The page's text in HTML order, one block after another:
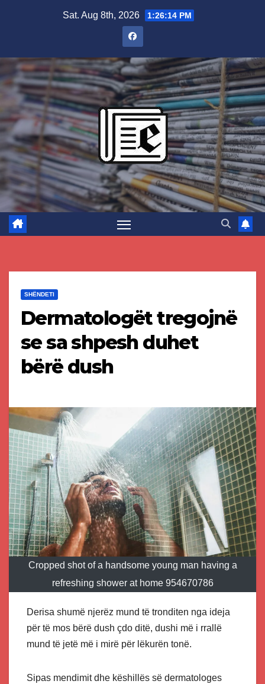
Sat. Aug 8th, 2026 1:26:15 PM
SHËNDETI
Dermatologët tregojnë
se sa shpesh duhet
bërë dush
Cropped shot of a handsome young man having a
refreshing shower at home 954670786
Derisa shumë njerëz mund të tronditen nga ideja
për të mos bërë dush çdo ditë, dushi më i rrallë
mund të jetë më i mirë për lëkurën tonë.
Sipas mendimit dhe këshillës së dermatologes